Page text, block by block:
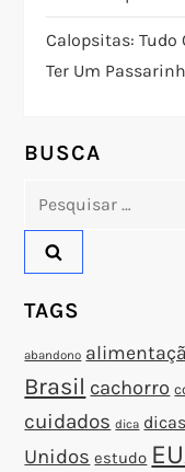
o
d
P
o
s
t
Calopsitas: Tudo
Ter Um
BUSCA
Pesquisar
TAGS
abandono
Brasil cachorro
cuidados dica dicas
Unidos estudo